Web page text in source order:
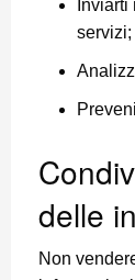
servizi;
delle
Non